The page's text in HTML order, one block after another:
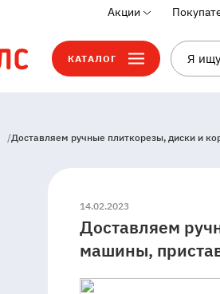
Акции
КАТАЛОГ
/Доставляем ручные плиткорезы, диски и
14.02.2023
Доставляем
машины,